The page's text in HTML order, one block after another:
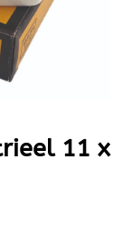
11 x